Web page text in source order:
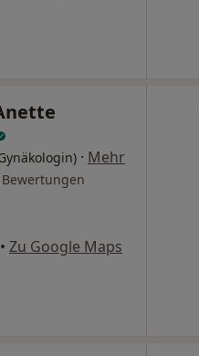
· Mehr
Bewertungen
• Zu Google Maps